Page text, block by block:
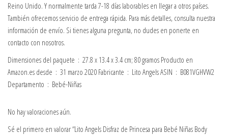
Reino Unido. Y normalmente tarda 7-18 días laborables en llegar a otros países.
También ofrecemos servicio de entrega rápida. Para más detalles, consulta nuestra
información de envío. Si tienes alguna pregunta, no dudes en ponerte en
contacto con nosotros.
Dimensiones del paquete ‏ : ‎ 27.8 x 13.4 x 3.4 cm; 80 gramos Producto en
Amazon.es desde ‏ : ‎ 31 marzo 2020 Fabricante ‏ : ‎ Lito Angels ASIN ‏ : ‎ B081VGHVW2
Departamento ‏ : ‎ Bebé-Niñas
No hay valoraciones aún.
Sé el primero en valorar “Lito Angels Disfraz de Princesa para Bebé Niñas Body